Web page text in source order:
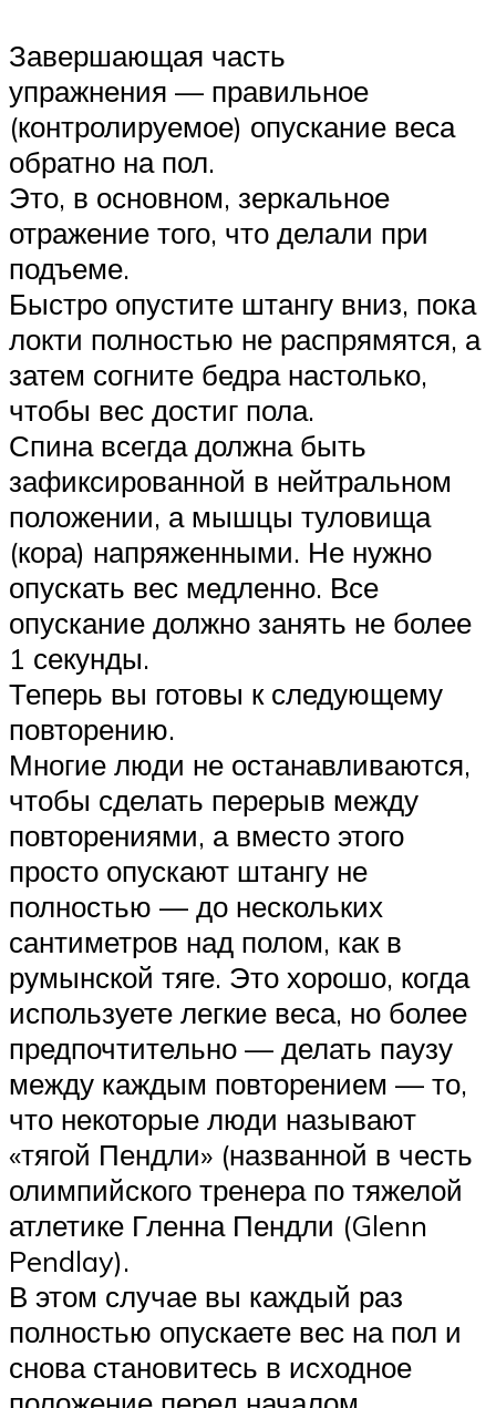
Завершающая часть
упражнения — правильное
(контролируемое) опускание веса
обратно на пол.
Это, в основном, зеркальное
отражение того, что делали при
подъеме.
Быстро опустите штангу вниз, пока
локти полностью не распрямятся, а
затем согните бедра настолько,
чтобы вес достиг пола.
Спина всегда должна быть
зафиксированной в нейтральном
положении, а мышцы туловища
(кора) напряженными. Не нужно
опускать вес медленно. Все
опускание должно занять не более
1 секунды.
Теперь вы готовы к следующему
повторению.
Многие люди не останавливаются,
чтобы сделать перерыв между
повторениями, а вместо этого
просто опускают штангу не
полностью — до нескольких
сантиметров над полом, как в
румынской тяге. Это хорошо, когда
используете легкие веса, но более
предпочтительно — делать паузу
между каждым повторением — то,
что некоторые люди называют
«тягой Пендли» (названной в честь
олимпийского тренера по тяжелой
атлетике Гленна Пендли (Glenn
Pendlay).
В этом случае вы каждый раз
полностью опускаете вес на пол и
снова становитесь в исходное